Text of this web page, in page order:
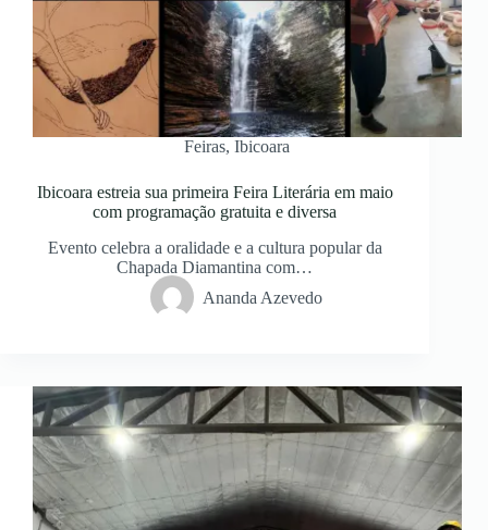
Feiras, Ibicoara
Ibicoara estreia sua primeira Feira Literária em maio
com programação gratuita e diversa
Evento celebra a oralidade e a cultura popular da
Chapada Diamantina com…
Ananda Azevedo